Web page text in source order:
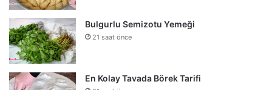
Bulgurlu Semizotu Yemeği
21 saat önce
En Kolay Tavada Börek Tarifi